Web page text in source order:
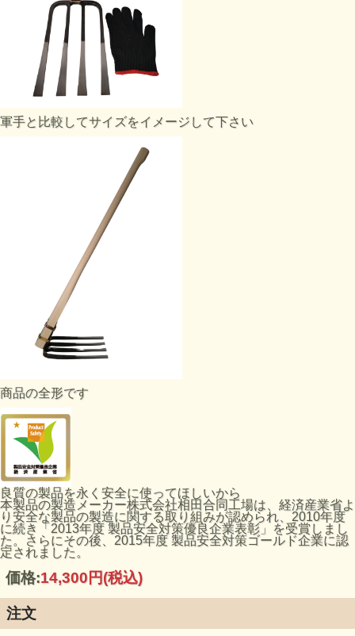
軍手と比較してサイズをイメージして下さい
商品の全形です
良質の製品を永く安全に使ってほしいから
本製品の製造メーカー株式会社相田合同工場は、経済産業省よ
り安全な製品の製造に関する取り組みが認められ、2010年度
に続き「2013年度 製品安全対策優良企業表彰」を受賞しまし
た。さらにその後、2015年度 製品安全対策ゴールド企業に認
定されました。
価格:14,300円(税込)
注文